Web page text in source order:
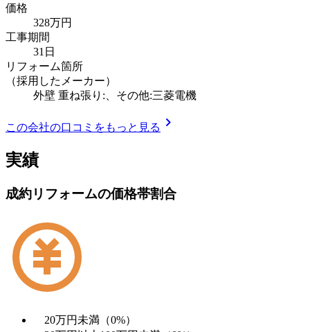
価格
328万円
工事期間
31日
リフォーム箇所
（採用したメーカー）
外壁 重ね張り:、その他:三菱電機
この会社の口コミをもっと見る chevron_right
実績
成約リフォームの価格帯割合
20万円未満（0%）